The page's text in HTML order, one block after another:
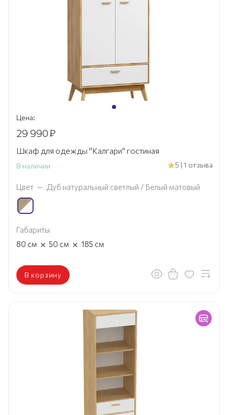
Цена:
29 990₽
Шкаф для одежды "Калгари" гостиная
В наличии 5 | 1 отзыва
Цвет — Дуб натуральный светлый / Белый матовый
Габариты
80 см × 50 см × 185 см
В корзину